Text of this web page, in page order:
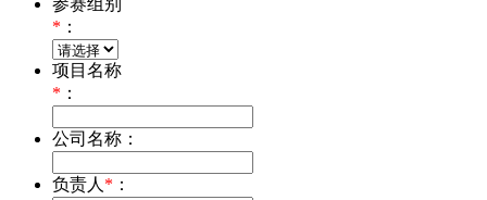
* ：
项目名称
* ：
公司名称：
负责人 * ：